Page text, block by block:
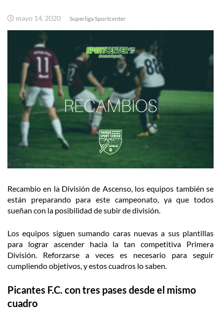
mayo 14, 2020 Superliga Sportcenter
Recambio en la División de Ascenso, los equipos también se
están preparando para este campeonato, ya que todos
sueñan con la posibilidad de subir de división.
Los equipos siguen sumando caras nuevas a sus plantillas
para lograr ascender hacia la tan competitiva Primera
División. Reforzarse a veces es necesario para seguir
cumpliendo objetivos, y estos cuadros lo saben.
Picantes F.C. con tres pases desde el mismo
cuadro